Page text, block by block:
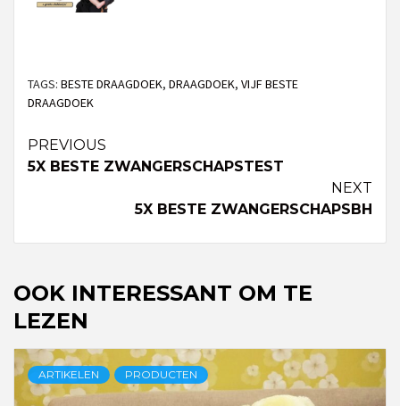
TAGS: BESTE DRAAGDOEK, DRAAGDOEK, VIJF BESTE
DRAAGDOEK
Continue
PREVIOUS
5X BESTE ZWANGERSCHAPSTEST
NEXT
5X BESTE ZWANGERSCHAPSBH
OOK INTERESSANT OM TE
LEZEN
ARTIKELEN PRODUCTEN